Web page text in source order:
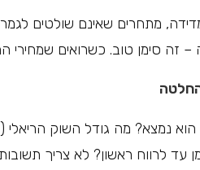
מתחרים שאינם שולטים
– זה סימן טוב. כשרואים שמחירי
נמצא? מה גודל השוק
לרווח ראשון? לא צריך